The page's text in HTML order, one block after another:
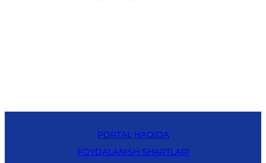
PORTAL HAQIDA
FOYDALANISH SHARTLARI